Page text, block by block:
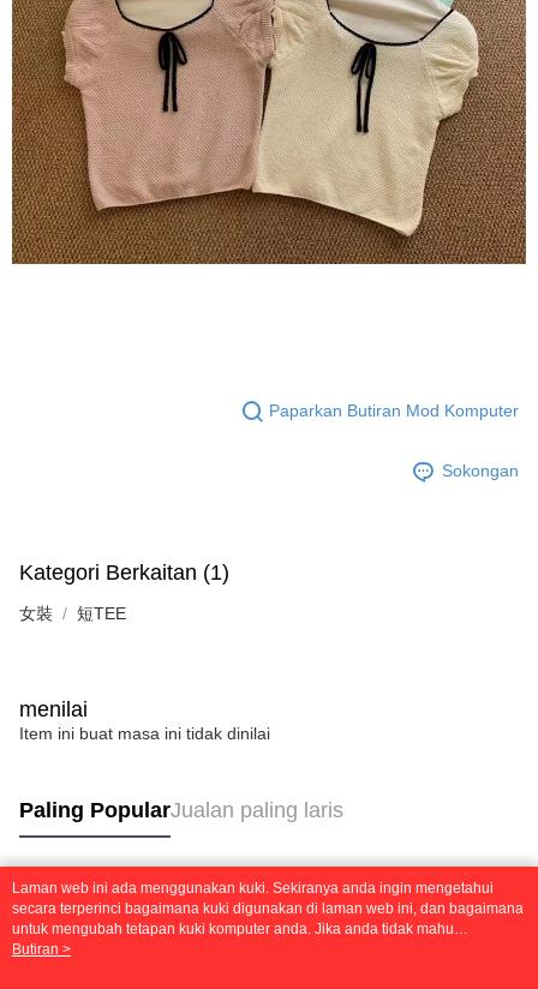
Paparkan Butiran Mod Komputer
Sokongan
Kategori Berkaitan (1)
女裝 短TEE
menilai
Item ini buat masa ini tidak dinilai
Paling PopularJualan paling laris
Tag Popular
Laman web ini ada menggunakan kuki. Sekiranya anda ingin mengetahui
secara terperinci bagaimana kuki digunakan di laman web ini, dan bagaimana
untuk mengubah tetapan kuki komputer anda. Jika anda tidak mahu
menggunakan kuki di komputer anda, sila rujuk penerangan mengenai kuki.
Butiran >